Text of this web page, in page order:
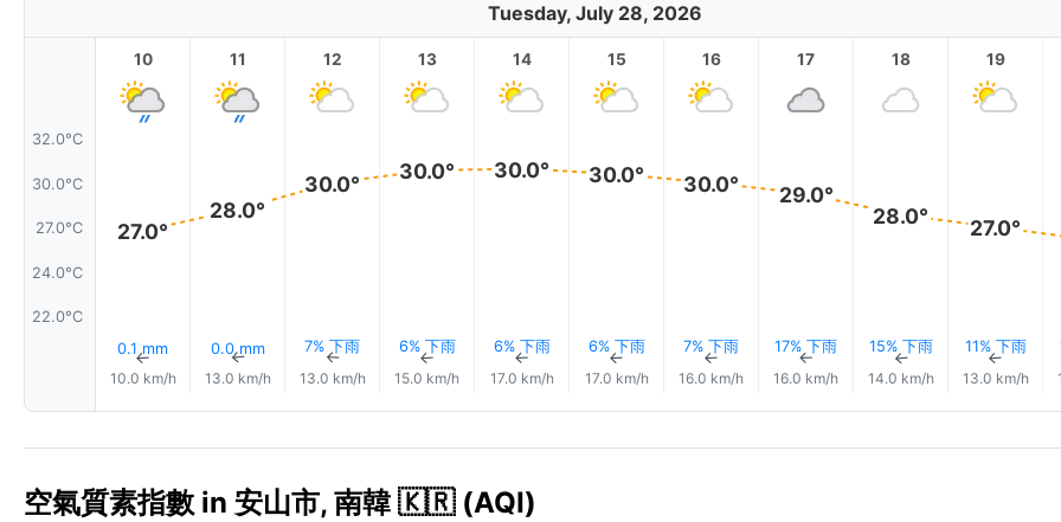
Tuesday, July 28, 2026
32.0°C
30.0°C
27.0°C
24.0°C
22.0°C
10
27.0°
0.1 mm
↑
10.0 km/h
11
28.0°
0.0 mm
↑
13.0 km/h
12
30.0°
7% 下雨
↑
13.0 km/h
13
30.0°
6% 下雨
↑
15.0 km/h
14
30.0°
6% 下雨
↑
17.0 km/h
15
30.0°
6% 下雨
↑
17.0 km/h
16
30.0°
7% 下雨
↑
16.0 km/h
17
29.0°
17% 下雨
↑
16.0 km/h
18
28.0°
15% 下雨
↑
14.0 km/h
19
27.0°
11% 下雨
↑
13.0 km/h
空氣質素指數 in 安山市, 南韓 🇰🇷 (AQI)